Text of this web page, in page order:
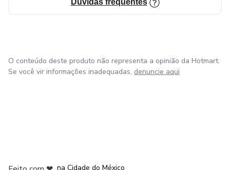
Dúvidas frequentes
O conteúdo deste produto não representa a opinião da Hotmart.
Se você vir informações inadequadas, denuncie aqui
na Cidade do México